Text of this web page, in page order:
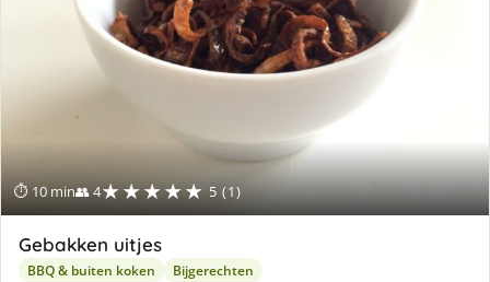
⏱ 10 min👥 4★★★★★ 5 (1)
Gebakken uitjes
BBQ & buiten koken Bijgerechten